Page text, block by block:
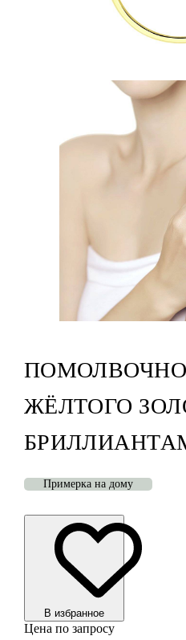
ЖЁЛТОГО
Примерка на дому
В избранноe
Цена по запросу